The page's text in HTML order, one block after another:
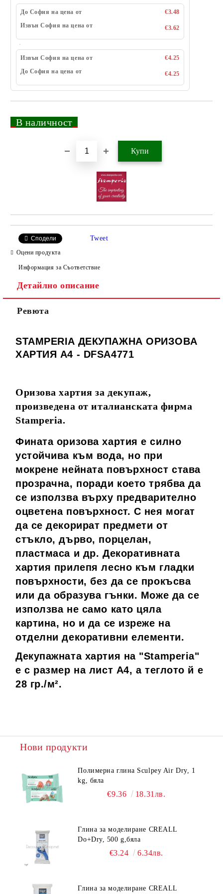
До София на цена от
€3.48
Извън София на цена от
€3.62
Извън София на цена от
€4.25
До София на цена от
€4.25
В наличност
Сподели Tweet
Оцени продукта
Информация за Съответствие
Детайлно описание
Ревюта
STAMPERIA ДЕКУПАЖНА ОРИЗОВА
ХАРТИЯ А4 - DFSA4771
Оризова хартия за декупаж,
произведена от италианската фирма
Stamperia.
Фината оризова хартия е силно
устойчива към вода, но при
мокрене нейната повърхност става
прозрачна, поради което трябва да
се използва върху предварително
оцветена повърхност. С нея могат
да се декорират предмети от
стъкло, дърво, порцелан,
пластмаса и др. Декоративната
хартия прилепя лесно към гладки
повърхности, без да се прокъсва
или да образува гънки. Може да се
използва не само като цяла
картина, но и да се изреже на
отделни декоративни елементи.
Декупажната хартия на "Stamperia"
е с размер на лист А4, а теглото й е
28 гр./м².
Нови продукти
Полимерна глина Sculpey Air Dry, 1
kg, бяла
€9.36 18.31лв.
Глина за моделиране CREALL
Do+Dry, 500 g,бяла
€3.24 6.34лв.
Глина за моделиране CREALL